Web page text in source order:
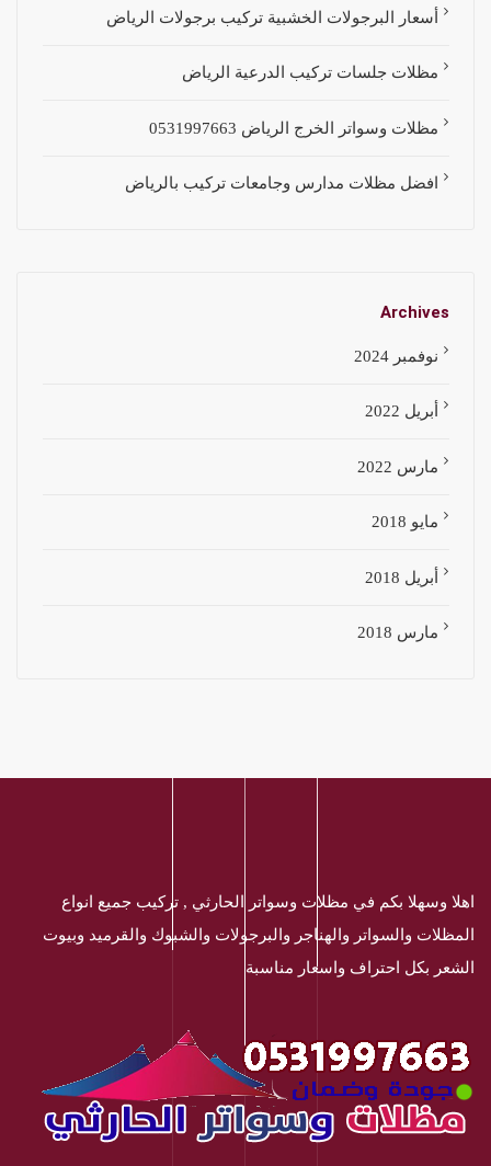
أسعار البرجولات الخشبية تركيب برجولات الرياض
مظلات جلسات تركيب الدرعية الرياض
مظلات وسواتر الخرج الرياض 0531997663
افضل مظلات مدارس وجامعات تركيب بالرياض
Archives
نوفمبر 2024
أبريل 2022
مارس 2022
مايو 2018
أبريل 2018
مارس 2018
اهلا وسهلا بكم في مظلات وسواتر الحارثي , تركيب جميع انواع
المظلات والسواتر والهناجر والبرجولات والشبوك والقرميد وبيوت
الشعر بكل احتراف واسعار مناسبة